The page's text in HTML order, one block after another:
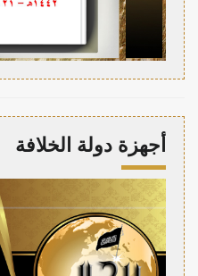
أجهزة دولة الخلافة